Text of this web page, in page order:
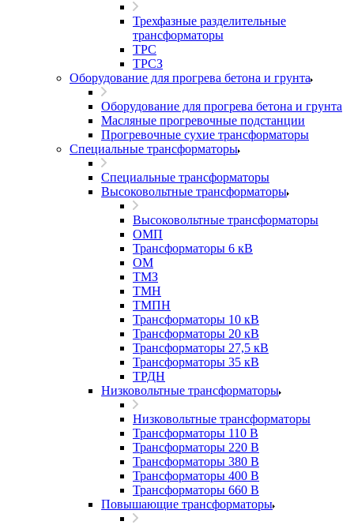
Трехфазные разделительные
трансформаторы
ТРС
ТРСЗ
Оборудование для прогрева бетона и грунта
Оборудование для прогрева бетона и грунта
Масляные прогревочные подстанции
Прогревочные сухие трансформаторы
Специальные трансформаторы
Специальные трансформаторы
Высоковольтные трансформаторы
Высоковольтные трансформаторы
ОМП
Трансформаторы 6 кВ
ОМ
ТМЗ
ТМН
ТМПН
Трансформаторы 10 кВ
Трансформаторы 20 кВ
Трансформаторы 27,5 кВ
Трансформаторы 35 кВ
ТРДН
Низковольтные трансформаторы
Низковольтные трансформаторы
Трансформаторы 110 В
Трансформаторы 220 В
Трансформаторы 380 В
Трансформаторы 400 В
Трансформаторы 660 В
Повышающие трансформаторы